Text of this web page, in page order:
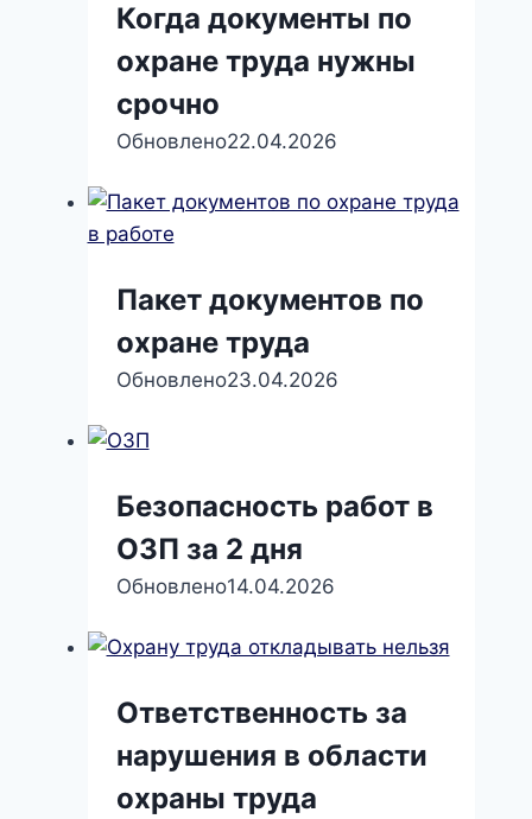
Когда документы по
охране труда нужны
срочно
Обновлено22.04.2026
Пакет документов по
охране труда
Обновлено23.04.2026
Безопасность работ в
ОЗП за 2 дня
Обновлено14.04.2026
Ответственность за
нарушения в области
охраны труда